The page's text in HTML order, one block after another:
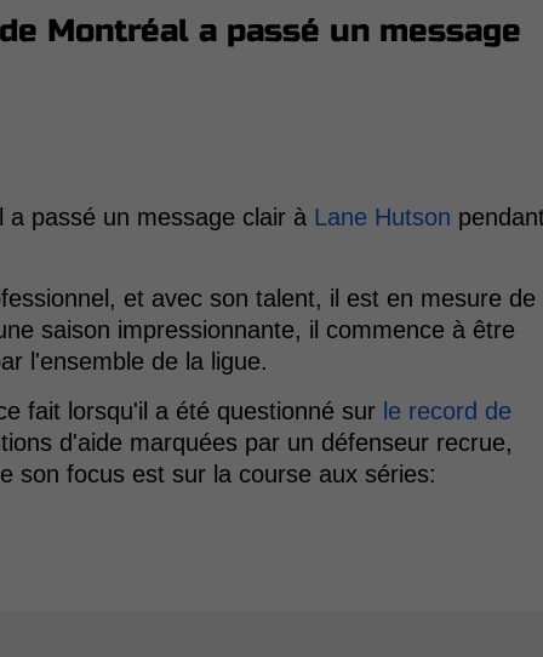
Montréal a passé un message
a passé un message clair à Lane Hutson
et avec son talent, il est en mesure de
saison impressionnante, il commence à être
l'ensemble de la ligue.
fait lorsqu'il a été questionné sur le record de
d'aide marquées par un défenseur recrue,
son focus est sur la course aux séries: